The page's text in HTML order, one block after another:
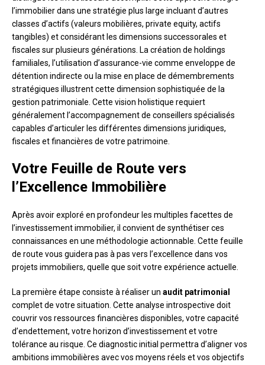
l’immobilier dans une stratégie plus large incluant d’autres
classes d’actifs (valeurs mobilières, private equity, actifs
tangibles) et considérant les dimensions successorales et
fiscales sur plusieurs générations. La création de holdings
familiales, l’utilisation d’assurance-vie comme enveloppe de
détention indirecte ou la mise en place de démembrements
stratégiques illustrent cette dimension sophistiquée de la
gestion patrimoniale. Cette vision holistique requiert
généralement l’accompagnement de conseillers spécialisés
capables d’articuler les différentes dimensions juridiques,
fiscales et financières de votre patrimoine.
Votre Feuille de Route vers
l’Excellence Immobilière
Après avoir exploré en profondeur les multiples facettes de
l’investissement immobilier, il convient de synthétiser ces
connaissances en une méthodologie actionnable. Cette feuille
de route vous guidera pas à pas vers l’excellence dans vos
projets immobiliers, quelle que soit votre expérience actuelle.
La première étape consiste à réaliser un audit patrimonial
complet de votre situation. Cette analyse introspective doit
couvrir vos ressources financières disponibles, votre capacité
d’endettement, votre horizon d’investissement et votre
tolérance au risque. Ce diagnostic initial permettra d’aligner vos
ambitions immobilières avec vos moyens réels et vos objectifs